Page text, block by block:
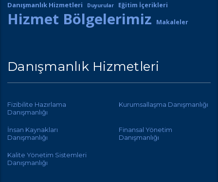
Danışmanlık Hizmetleri Duyurular Eğitim İçerikleri
Hizmet Bölgelerimiz Makaleler
Danışmanlık Hizmetleri
Fizibilite Hazırlama
Danışmanlığı
Kurumsallaşma Danışmanlığı
İnsan Kaynakları
Danışmanlığı
Finansal Yönetim
Danışmanlığı
Kalite Yönetim Sistemleri
Danışmanlığı